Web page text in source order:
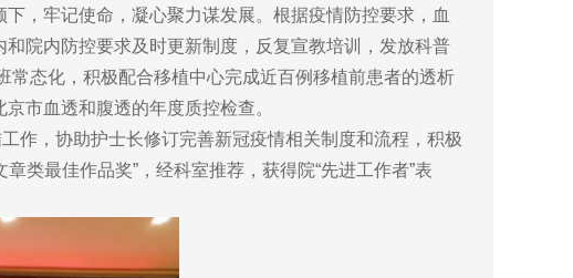
，牢记使命，凝心聚力谋发展。根据疫情防控要求，血
院内防控要求及时更新制度，反复宣教培训，发放科普
态化，积极配合移植中心完成近百例移植前患者的透析
市血透和腹透的年度质控检查。
，协助护士长修订完善新冠疫情相关制度和流程，积极
类最佳作品奖”，经科室推荐，获得院“先进工作者”表